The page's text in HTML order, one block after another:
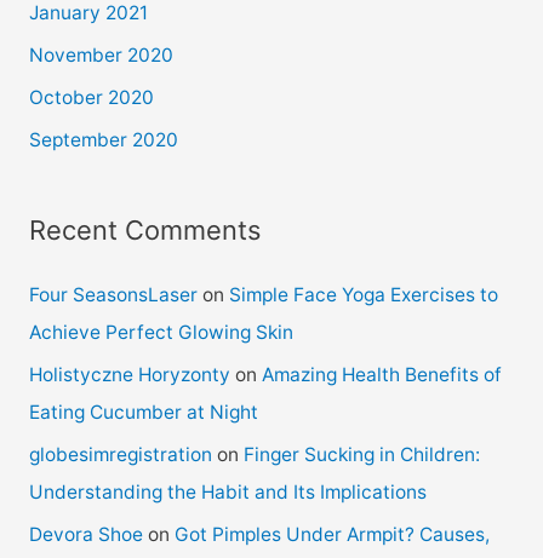
January 2021
November 2020
October 2020
September 2020
Recent Comments
Four SeasonsLaseron Simple Face Yoga Exercises to
Achieve Perfect Glowing Skin
Holistyczne Horyzonty on Amazing Health Benefits of
Eating Cucumber at Night
globesimregistration on Finger Sucking in Children:
Understanding the Habit and Its Implications
Devora Shoeon Got Pimples Under Armpit? Causes,